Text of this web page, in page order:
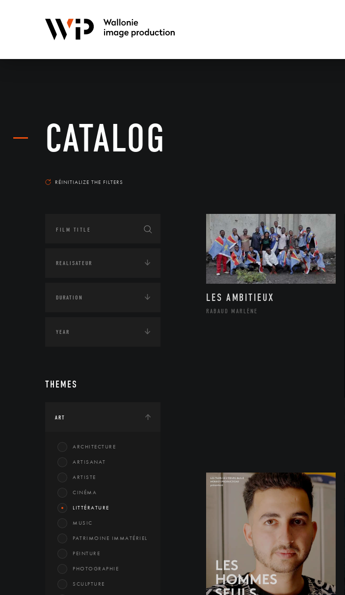
CATALOG
RÉINITIALIZE THE FILTERS
THEMES
ART
ARCHITECTURE
ARTISANAT
ARTISTE
CINÉMA
LITTÉRATURE
MUSIC
PATRIMOINE IMMATÉRIEL
PEINTURE
PHOTOGRAPHIE
SCULPTURE
LES AMBITIEUX
RABAUD MARLÈNE